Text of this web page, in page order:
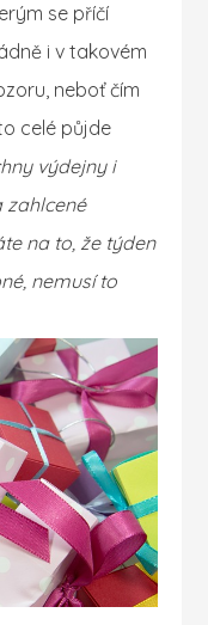
se příčí
i v takovém
neboť čím
celé půjde
výdejny i
zahlcené
na to, že týden
nemusí to